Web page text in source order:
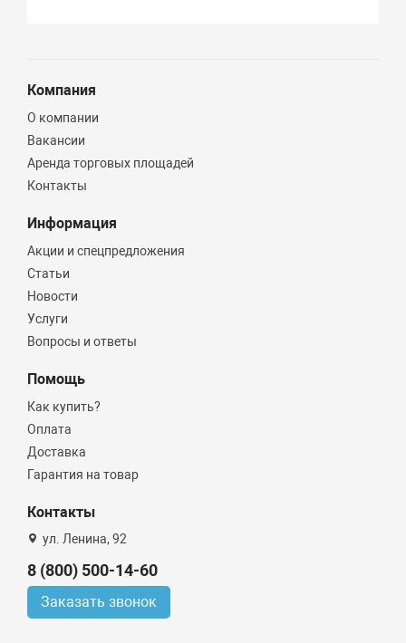
Компания
О компании
Вакансии
Аренда торговых площадей
Контакты
Информация
Акции и спецпредложения
Статьи
Новости
Услуги
Вопросы и ответы
Помощь
Как купить?
Оплата
Доставка
Гарантия на товар
Контакты
ул. Ленина, 92
8 (800) 500-14-60
Заказать звонок